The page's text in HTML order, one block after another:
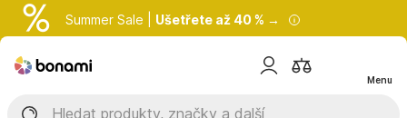
Summer Sale | Ušetřete až 40 % →
Menu